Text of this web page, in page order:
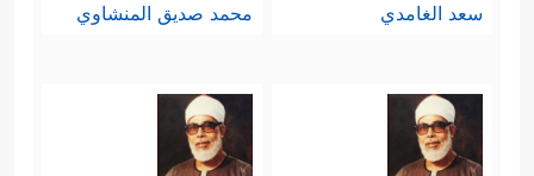
سعد الغامدي محمد صديق المنشاوي